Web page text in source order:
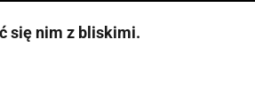
się nim z bliskimi.